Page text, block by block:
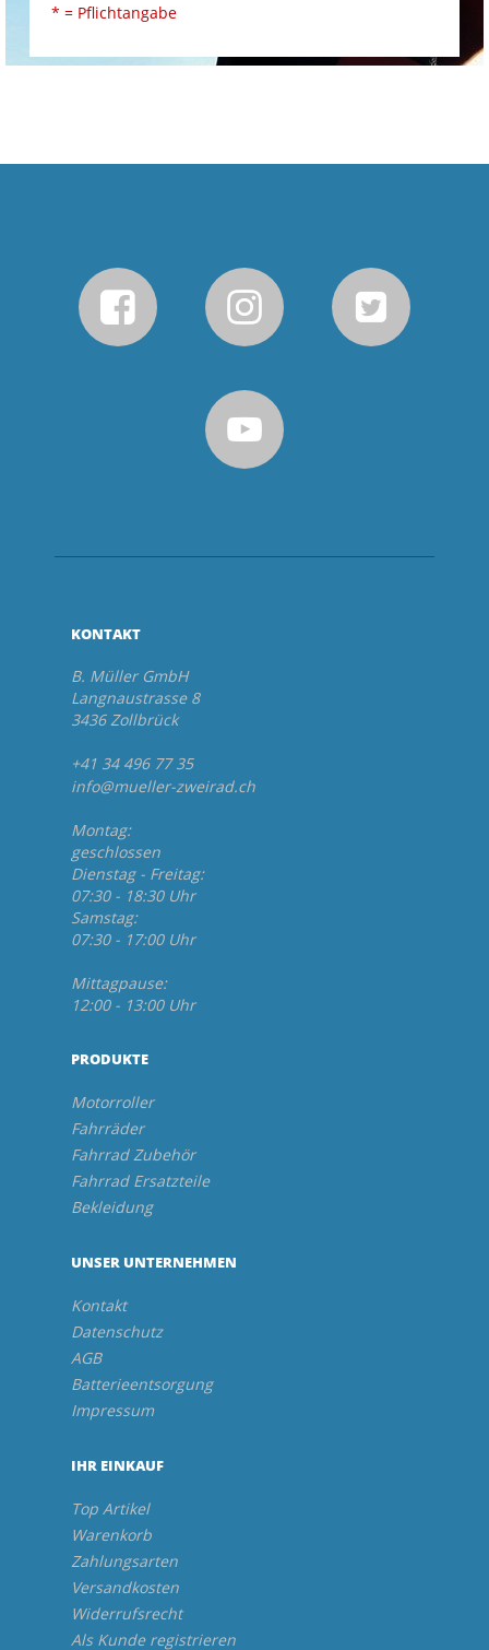
* = Pflichtangabe
KONTAKT
B. Müller GmbH
Langnaustrasse 8
3436 Zollbrück
+41 34 496 77 35
info@mueller-zweirad.ch
Montag:
geschlossen
Dienstag - Freitag:
07:30 - 18:30 Uhr
Samstag:
07:30 - 17:00 Uhr
Mittagpause:
12:00 - 13:00 Uhr
PRODUKTE
Motorroller
Fahrräder
Fahrrad Zubehör
Fahrrad Ersatzteile
Bekleidung
UNSER UNTERNEHMEN
Kontakt
Datenschutz
AGB
Batterieentsorgung
Impressum
IHR EINKAUF
Top Artikel
Warenkorb
Zahlungsarten
Versandkosten
Widerrufsrecht
Als Kunde registrieren